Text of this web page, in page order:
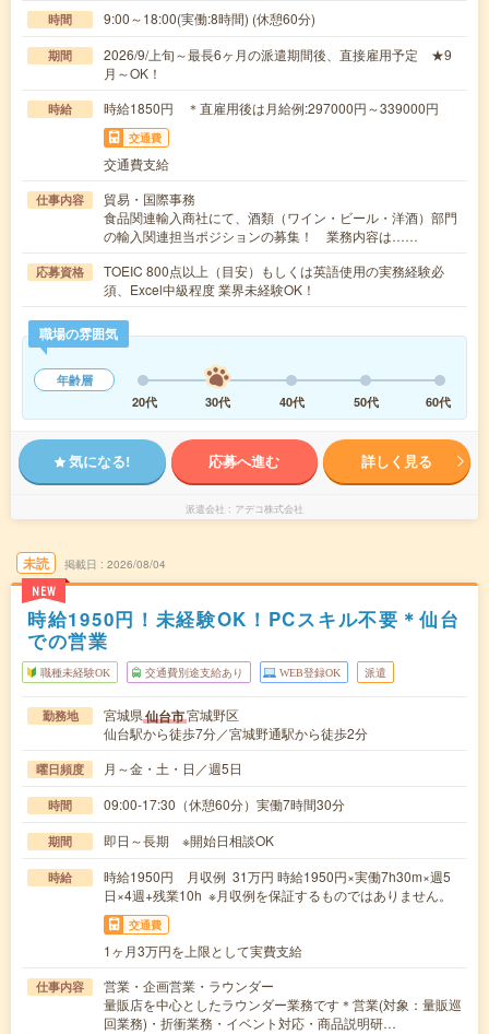
時間 9:00～18:00(実働:8時間) (休憩60分)
期間
2026/9/上旬～最長6ヶ月の派遣期間後、直接雇用予定 ★9
月～OK！
時給 時給1850円 ＊直雇用後は月給例:297000円～339000円
交通費
交通費支給
仕事内容
貿易・国際事務
食品関連輸入商社にて、酒類（ワイン・ビール・洋酒）部門
の輸入関連担当ポジションの募集！ 業務内容は……
応募資格
TOEIC 800点以上（目安）もしくは英語使用の実務経験必
須、Excel中級程度 業界未経験OK！
職場の雰囲気
年齢層
20代
30代 40代 50代 60代
気になる! 応募へ進む 詳しく見る
派遣会社 アデコ株式会社
未読
NEW
掲載日 2026/08/04
時給1950円！未経験OK！PCスキル不要＊仙台
での営業
職種未経験OK 交通費別途支給あり WEB登録OK 派遣
勤務地 宮城県仙台市宮城野区
仙台駅から徒歩7分／宮城野通駅から徒歩2分
曜日頻度 月～金・土・日／週5日
時間 09:00-17:30（休憩60分）実働7時間30分
期間 即日～長期 ※開始日相談OK
時給
時給1950円 月収例 31万円 時給1950円×実働7h30m×週5
日×4週+残業10h ※月収例を保証するものではありません。
交通費
1ヶ月3万円を上限として実費支給
仕事内容
営業・企画営業・ラウンダー
量販店を中心としたラウンダー業務です＊営業(対象：量販巡
回業務)・折衝業務・イベント対応・商品説明研…